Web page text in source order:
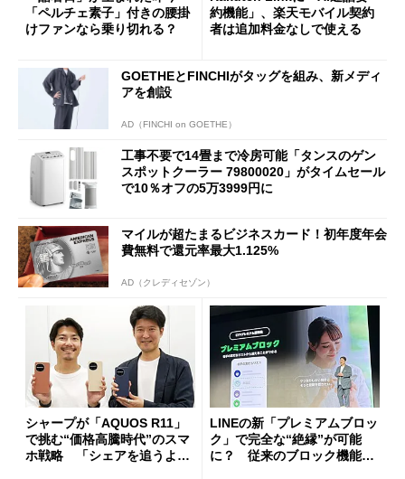
「ペルチェ素子」付きの腰掛
けファンなら乗り切れる？
約機能」、楽天モバイル契約
者は追加料金なしで使える
GOETHEとFINCHIがタッグを組み、新メディ
アを創設
AD（FINCHI on GOETHE）
工事不要で14畳まで冷房可能「タンスのゲン
スポットクーラー 79800020」がタイムセール
で10％オフの5万3999円に
マイルが超たまるビジネスカード！初年度年会
費無料で還元率最大1.125%
AD（クレディセゾン）
シャープが「AQUOS R11」
で挑む“価格高騰時代”のスマ
ホ戦略 「シェアを追うより
LINEの新「プレミアムブロッ
ク」で完全な“絶縁”が可能
に？ 従来のブロック機能と